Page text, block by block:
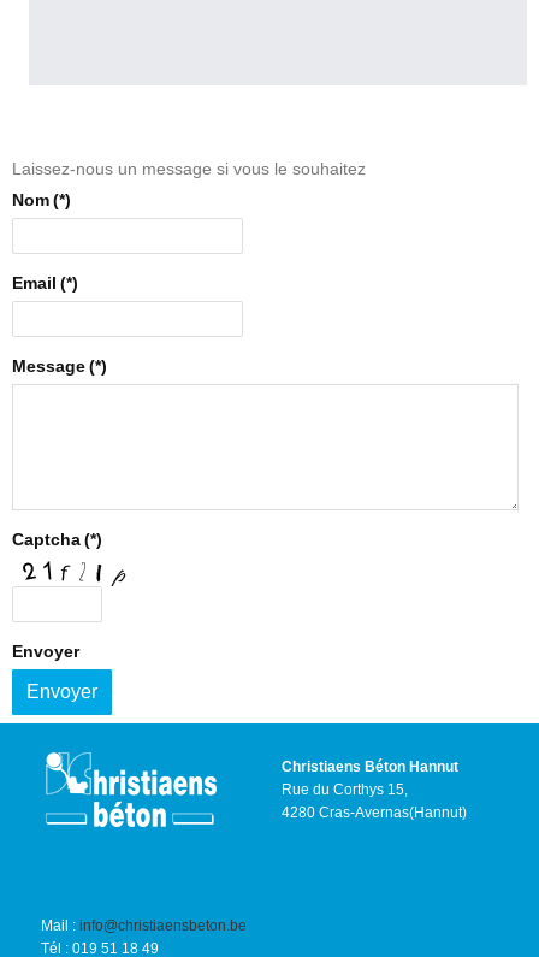
Laissez-nous un message si vous le souhaitez
Nom(*)
Email (*)
Message(*)
Captcha(*)
Envoyer
Envoyer
Christiaens Béton Hannut
Rue du Corthys 15,
4280 Cras-Avernas(Hannut)
Mail : info@christiaensbeton.be
Tél : 019 51 18 49